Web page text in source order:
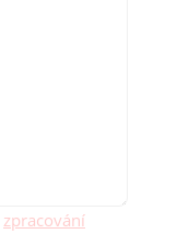
zpracování